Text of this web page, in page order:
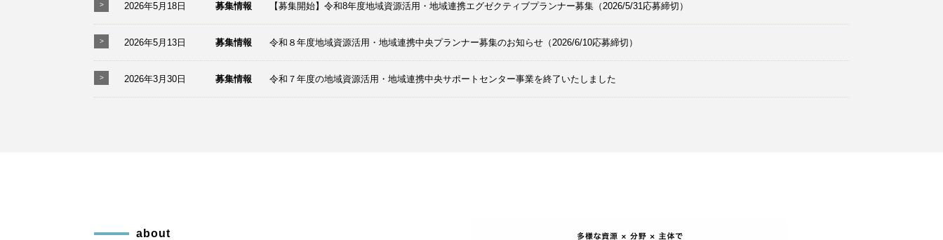
2026年5月18日 募集情報 【募集開始】令和8年度地域資源活用・地域連携エグゼクティブプランナー募集（2026/5/31応募締切）
2026年5月13日 募集情報 令和８年度地域資源活用・地域連携中央プランナー募集のお知らせ（2026/6/10応募締切）
2026年3月30日 募集情報 令和７年度の地域資源活用・地域連携中央サポートセンター事業を終了いたしました
about